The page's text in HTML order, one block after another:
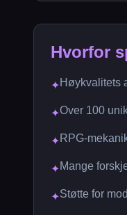
Hvorfor
✦Høykvalitets
✦Over 100
✦RPG-
✦Mange
✦Støtte for